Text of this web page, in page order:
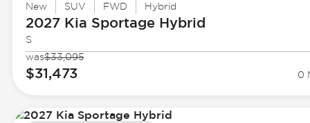
New SUV FWD Hybrid
2027 Kia Sportage Hybrid
S
was$33,095
$31,473 0